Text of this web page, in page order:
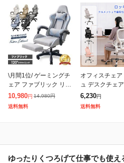
椅子 ワー
ィスチェア
\月間1位/ ゲーミングチ
ェア ファブリック リク
ライニング おしゃれ イ
ス オフィスチェア オッ
トマン 足置き付 足置き
10,980円 14,980円
送料無料
オフィスチェア
ュ デスクチェ
no 人間工学 ハ
3D ヘッドレス
ア 肘付き ロッ
6,230円
送料無料
ゆったりくつろげて仕事でも使